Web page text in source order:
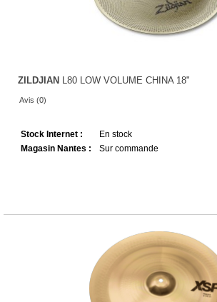
ZILDJIAN L80 LOW VOLUME CHINA 18"
Avis (0)
Stock Internet :
En stock
Magasin Nantes :
Sur commande